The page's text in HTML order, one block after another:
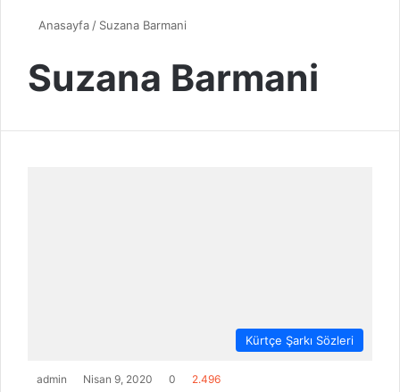
Anasayfa / Suzana Barmani
Suzana Barmani
Kürtçe Şarkı Sözleri
admin Nisan 9, 2020 0 2.496